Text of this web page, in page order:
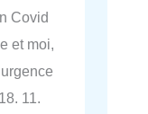
Covid
et moi,
11.